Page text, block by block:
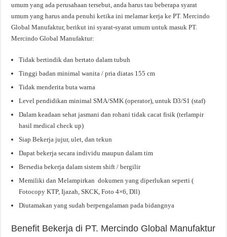
umum yang ada perusahaan tersebut, anda harus tau beberapa syarat
umum yang harus anda penuhi ketika ini melamar kerja ke PT. Mercindo
Global Manufaktur, berikut ini syarat-syarat umum untuk masuk PT.
Mercindo Global Manufaktur:
Tidak bertindik dan bertato dalam tubuh
Tinggi badan minimal wanita / pria diatas 155 cm
Tidak menderita buta warna
Level pendidikan minimal SMA/SMK (operator), untuk D3/S1 (staf)
Dalam keadaan sehat jasmani dan rohani tidak cacat fisik (terlampir
hasil medical check up)
Siap Bekerja jujur, ulet, dan tekun
Dapat bekerja secara individu maupun dalam tim
Bersedia bekerja dalam sistem shift / bergilir
Memiliki dan Melampirkan dokumen yang diperlukan seperti (
Fotocopy KTP, Ijazah, SKCK, Foto 4×6, Dll)
Diutamakan yang sudah berpengalaman pada bidangnya
Benefit Bekerja di PT. Mercindo Global Manufaktur